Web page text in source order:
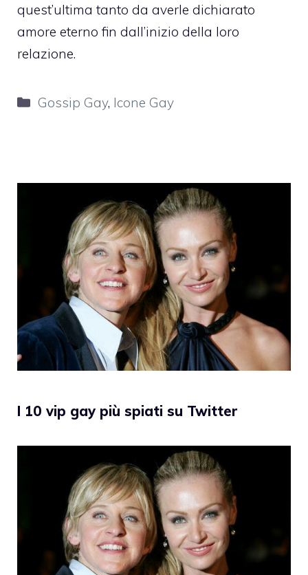
quest’ultima tanto da averle dichiarato
amore eterno fin dall’inizio della loro
relazione.
Categorie
Gossip Gay, Icone Gay
I 10 vip gay più spiati su Twitter